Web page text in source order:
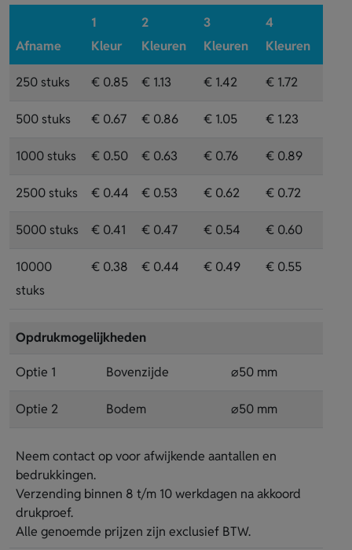
Afname
1
Kleur
2
Kleuren
3
Kleuren
4
Kleuren
250 stuks € 0.85 € 1.13 € 1.42 € 1.72
500 stuks € 0.67 € 0.86 € 1.05 € 1.23
1000 stuks € 0.50 € 0.63 € 0.76 € 0.89
2500 stuks € 0.44 € 0.53 € 0.62 € 0.72
5000 stuks € 0.41 € 0.47 € 0.54 € 0.60
10000
stuks
€ 0.38 € 0.44 € 0.49 € 0.55
Opdrukmogelijkheden
Optie 1 Bovenzijde ⌀50 mm
Optie 2 Bodem ⌀50 mm
Neem contact op voor afwijkende aantallen en
bedrukkingen.
Verzending binnen 8 t/m 10 werkdagen na akkoord
drukproef.
Alle genoemde prijzen zijn exclusief BTW.